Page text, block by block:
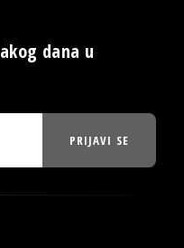
dana u
PRIJAVI SE